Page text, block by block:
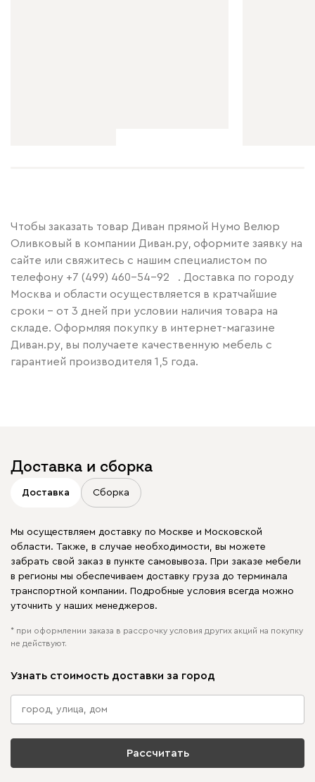
Чтобы заказать товар Диван прямой Нумо Велюр
Оливковый в компании Диван.ру, оформите заявку на
сайте или свяжитесь с нашим специалистом по
телефону +7 (499) 460-54-92
. Доставка по городу
Москва и области осуществляется в кратчайшие
сроки – от 3 дней при условии наличия товара на
складе. Оформляя покупку в интернет-магазине
Диван.ру, вы получаете качественную мебель с
гарантией производителя 1,5 года.
Доставка и сборка
Доставка Сборка
Мы осуществляем доставку по Москве и Московской
области. Также, в случае необходимости, вы можете
забрать свой заказ в пункте самовывоза. При заказе мебели
в регионы мы обеспечиваем доставку груза до терминала
транспортной компании. Подробные условия всегда можно
уточнить у наших менеджеров.
* при оформлении заказа в рассрочку условия других акций на покупку
не действуют.
Узнать стоимость доставки за город
Рассчитать